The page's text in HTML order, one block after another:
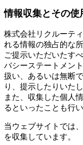
情報収集とその使
株式会社リクルーテ
れる情報の独占的な所
ご提示いただいたす
バシーステートメン
扱い、あるいは無断
り、提示したりいたし
また、収集した個人
るといったことも行い
当ウェブサイトでは
を収集しています。